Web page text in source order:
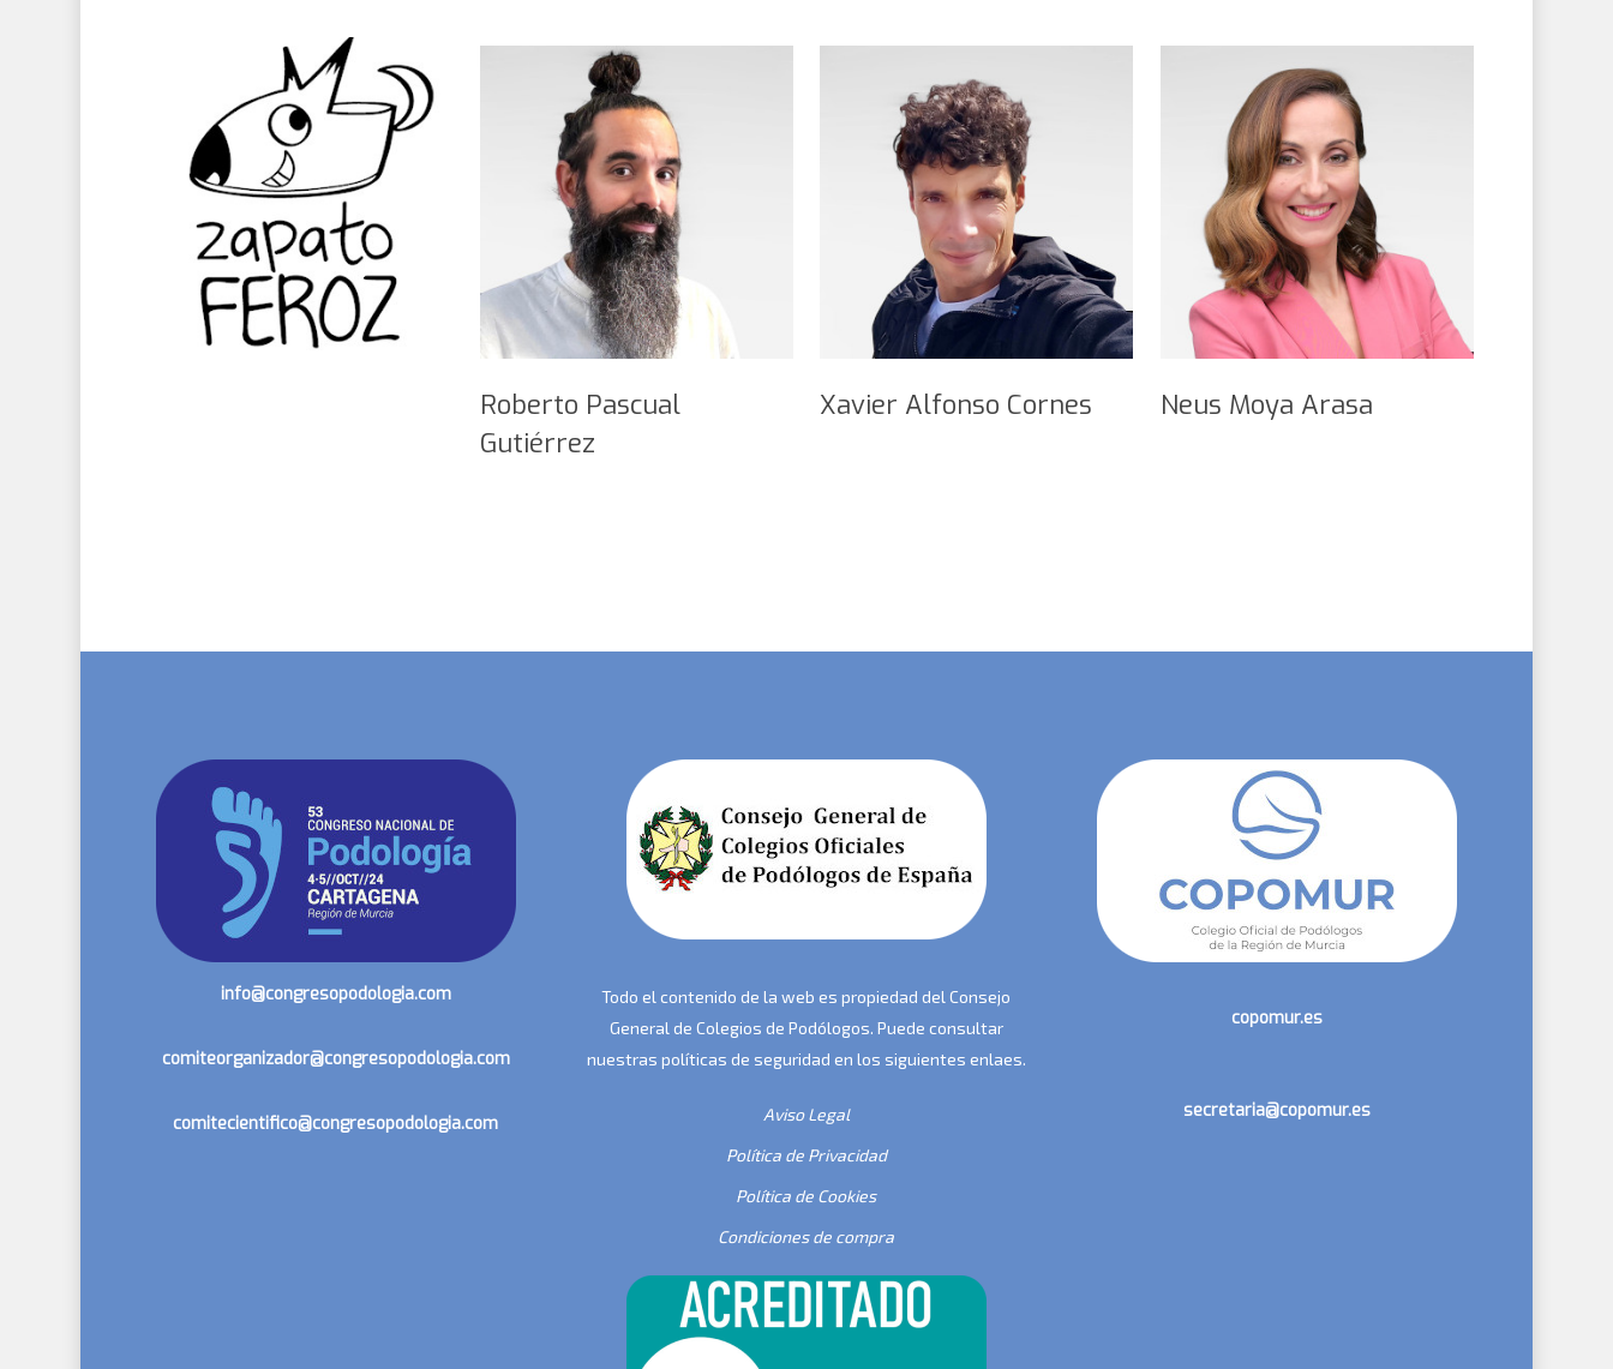
Roberto Pascual
Gutiérrez
Xavier Alfonso Cornes Neus Moya Arasa
info@congresopodologia.com
comiteorganizador@congresopodologia.com
comitecientifico@congresopodologia.com
Todo el contenido de la web es propiedad del Consejo
General de Colegios de Podólogos. Puede consultar
nuestras políticas de seguridad en los siguientes enlaes.
Aviso Legal
Política de Privacidad
Política de Cookies
Condiciones de compra
copomur.es
secretaria@copomur.es